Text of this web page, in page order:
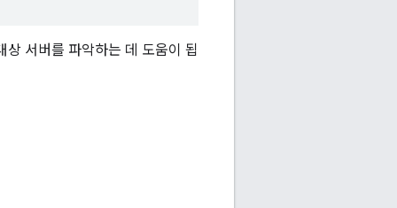
서버를 파악하는 데 도움이 됩